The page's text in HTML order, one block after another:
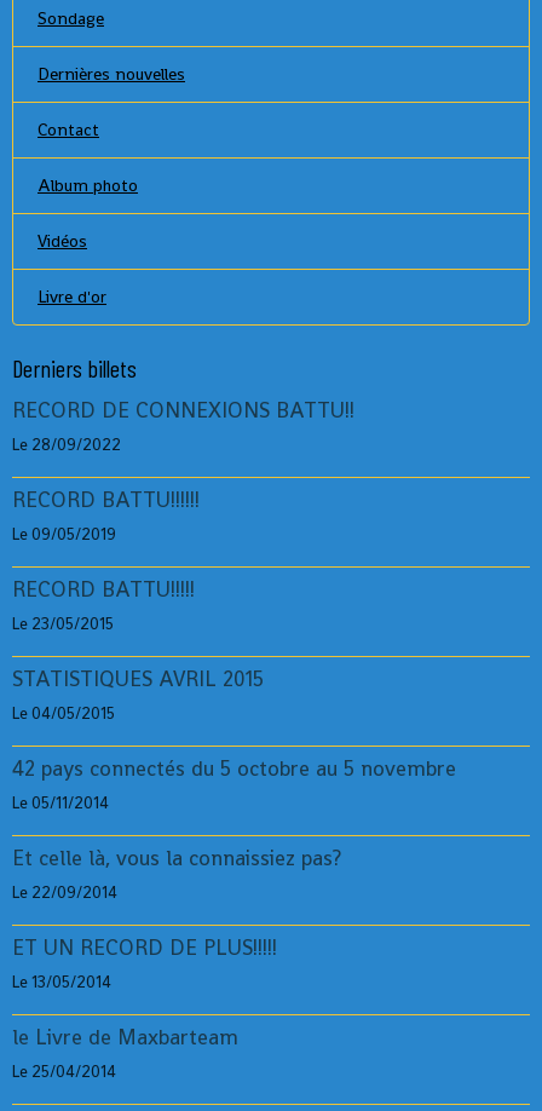
Sondage
Dernières nouvelles
Contact
Album photo
Vidéos
Livre d'or
Derniers billets
RECORD DE CONNEXIONS BATTU!!
Le 28/09/2022
RECORD BATTU!!!!!!
Le 09/05/2019
RECORD BATTU!!!!!
Le 23/05/2015
STATISTIQUES AVRIL 2015
Le 04/05/2015
42 pays connectés du 5 octobre au 5 novembre
Le 05/11/2014
Et celle là, vous la connaissiez pas?
Le 22/09/2014
ET UN RECORD DE PLUS!!!!!
Le 13/05/2014
le Livre de Maxbarteam
Le 25/04/2014